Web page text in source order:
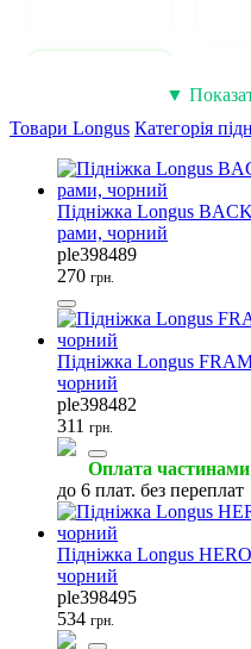
Світловідбивачі
(4)
Гальмівні ручки
(3)
▼
Товари Longus Категорія
Підніжка Longus
рами, чорний
ple398489
270 грн.
Підніжка Longus
чорний
ple398482
311 грн.
Оплата частинами
до 6 плат. без переплат
Підніжка Longus
чорний
ple398495
534 грн.